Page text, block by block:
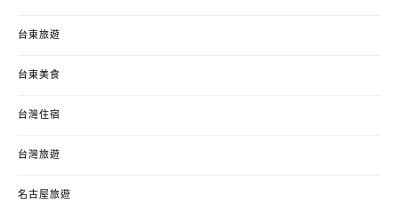
台東旅遊
台東美食
台灣住宿
台灣旅遊
名古屋旅遊